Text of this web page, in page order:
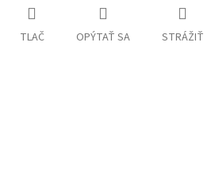
TLAČ OPÝTAŤ SA STRÁŽIŤ